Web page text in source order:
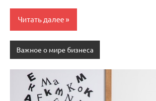
Читать далее
Важное о мире бизнеса